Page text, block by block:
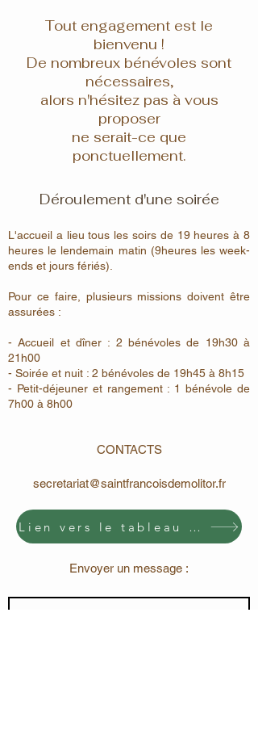
Tout engagement est le
bienvenu !
De nombreux bénévoles sont
nécessaires,
alors n'hésitez pas à vous
proposer
ne serait-ce que
ponctuellement.
CONTACTS
secretariat@saintfrancoisdemolitor.fr
Envoyer un message :
Lien vers le tableau d'inscrptions
Déroulement d'une soirée
L'accueil a lieu tous les soirs de 19 heures à 8
heures le lendemain matin (9heures les week-
ends et jours fériés).
Pour ce faire, plusieurs missions doivent être
assurées :
- Accueil et dîner : 2 bénévoles de 19h30 à
21h00
- Soirée et nuit : 2 bénévoles de 19h45 à 8h15
- Petit-déjeuner et rangement : 1 bénévole de
7h00 à 8h00